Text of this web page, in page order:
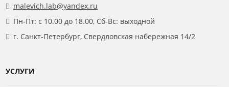
malevich.lab@yandex.ru
Пн-Пт: с 10.00 до 18.00, Сб-Вс: выходной
г. Санкт-Петербург, Свердловская набережная 14/2
УСЛУГИ